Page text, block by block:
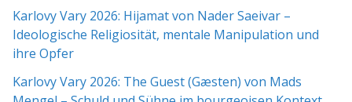
Karlovy Vary 2026: Hijamat von Nader Saeivar​​ –
Ideologische Religiosität, mentale Manipulation und
ihre Opfer
Karlovy Vary 2026: The Guest (Gæsten) von Mads